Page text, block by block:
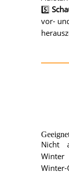
5️⃣
vor-
Nicht
Winter-